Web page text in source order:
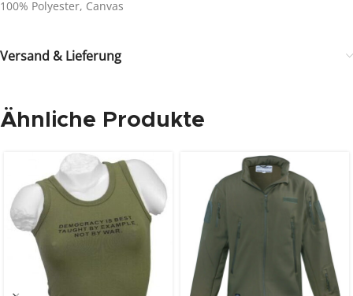
100% Polyester, Canvas
Versand & Lieferung
Ähnliche Produkte